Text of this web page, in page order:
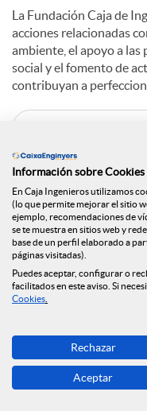
La Fundación Caja de
acciones relacionadas
ambiente, el apoyo a las
social y el fomento de
contribuyan a
C
o
m
p
a
El Grupo Caja
los afectados
#CEApropa, la
Ingenieros,
Información sobre Cookies
En Caja Ingenieros utilizamos
(lo que permite mejorar el sitio
ejemplo, recomendaciones de
se te muestra en sitios web y
base de un perfil elaborado a
páginas visitadas).
Puedes aceptar, configurar o
facilitados en este aviso. Si
Cookies
Rechazar
Aceptar